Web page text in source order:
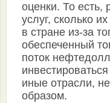
оценки. То есть,
услуг, сколько
в стране из-за
обеспеченный
поток
иные отрасли,
образом.